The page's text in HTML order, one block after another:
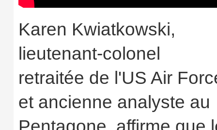
Karen Kwiatkowski,
lieutenant‑colonel
retraitée de l'US Air
et ancienne analyste au